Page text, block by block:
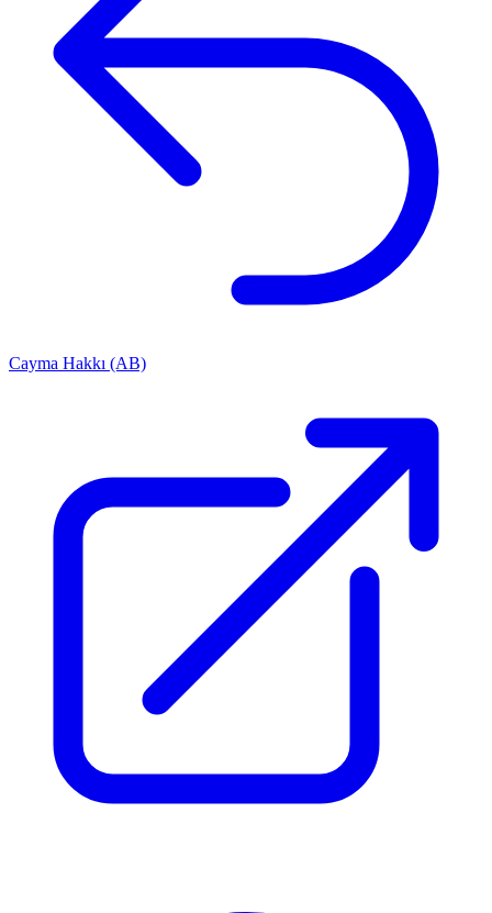
Cayma Hakkı (AB)